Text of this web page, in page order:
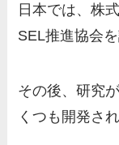
日本では、株
SEL推進協会
その後、研究
くつも開発さ